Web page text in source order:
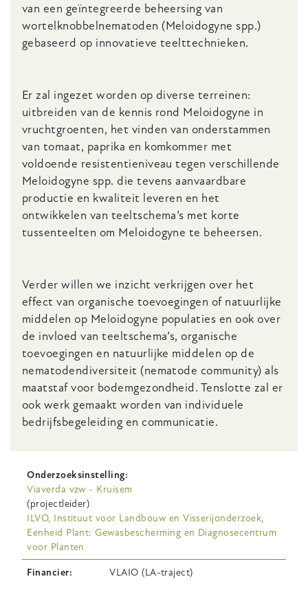
van een geïntegreerde beheersing van
wortelknobbelnematoden (Meloidogyne spp.)
gebaseerd op innovatieve teelttechnieken.
Er zal ingezet worden op diverse terreinen:
uitbreiden van de kennis rond Meloidogyne in
vruchtgroenten, het vinden van onderstammen
van tomaat, paprika en komkommer met
voldoende resistentieniveau tegen verschillende
Meloidogyne spp. die tevens aanvaardbare
productie en kwaliteit leveren en het
ontwikkelen van teeltschema’s met korte
tussenteelten om Meloidogyne te beheersen.
Verder willen we inzicht verkrijgen over het
effect van organische toevoegingen of natuurlijke
middelen op Meloidogyne populaties en ook over
de invloed van teeltschema’s, organische
toevoegingen en natuurlijke middelen op de
nematodendiversiteit (nematode community) als
maatstaf voor bodemgezondheid. Tenslotte zal er
ook werk gemaakt worden van individuele
bedrijfsbegeleiding en communicatie.
Onderzoeksinstelling
Viaverda vzw - Kruisem
(projectleider)
ILVO, Instituut voor Landbouw en Visserijonderzoek,
Eenheid Plant: Gewasbescherming en Diagnosecentrum
voor Planten
Financier VLAIO (LA-traject)